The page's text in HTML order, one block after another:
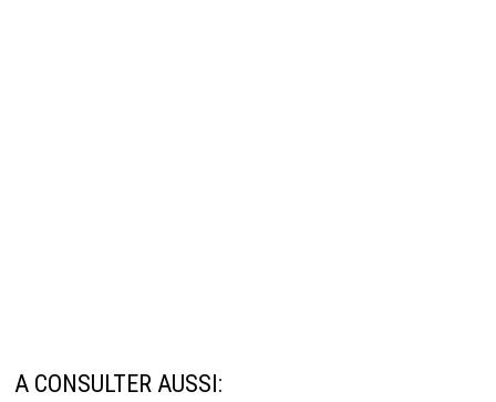
A CONSULTER AUSSI: